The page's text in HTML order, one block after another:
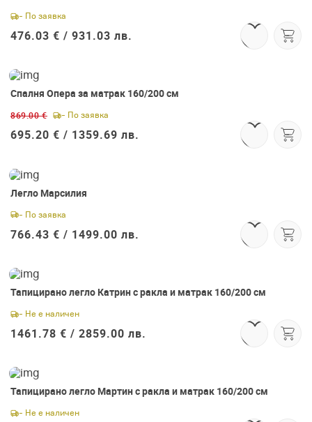
- По заявка
476.03 € / 931.03 лв.
-19%
Спалня Опера за матрак 160/200 см
869.00 € - По заявка
695.20 € / 1359.69 лв.
Легло Марсилия
- По заявка
766.43 € / 1499.00 лв.
Тапицирано легло Катрин с ракла и матрак 160/200 см
- Не е наличен
1461.78 € / 2859.00 лв.
Тапицирано легло Мартин с ракла и матрак 160/200 см
- Не е наличен